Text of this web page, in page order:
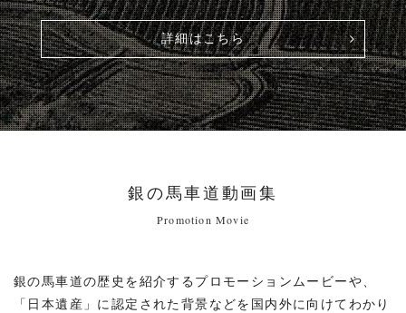
詳細はこちら
銀の馬車道動画集
Promotion Movie
銀の馬車道の歴史を紹介するプロモーションムービーや、
「日本遺産」に認定された背景などを国内外に向けてわかり